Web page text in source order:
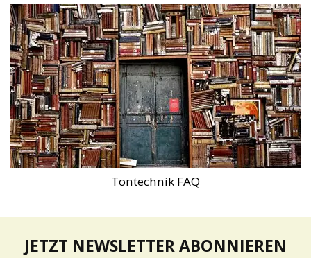
Tontechnik FAQ
JETZT NEWSLETTER ABONNIEREN